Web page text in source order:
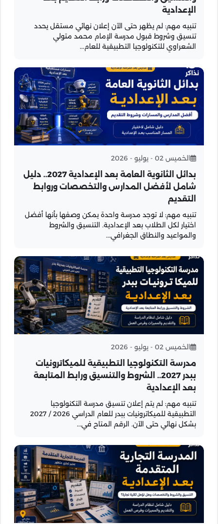
الإعدادية
تنبيه مهم: لم يظهر حتى الآن إعلان نهائي مستقل يحدد
تنسيق وشروط قبول مدرسة الإمام محمد متولي
الشعراوي للتكنولوجيا التطبيقية للعام...
الخميس 02 - يوليو - 2026
بدائل الثانوية العامة بعد الإعدادية 2027.. دليل
شامل لأفضل المدارس والتخصصات وروابط
التقديم
تنبيه مهم: لا توجد مدرسة واحدة يمكن وصفها بأنها أفضل
اختيار لكل الطلاب بعد الإعدادية. التنسيق والشروط
والمواعيد والنطاق الجغرافي...
الخميس 02 - يوليو - 2026
مدرسة التكنولوجيا التطبيقية للميكاترونيات
ببدر 2027.. الشروط والتنسيق ورابط المتابعة
بعد الإعدادية
تنبيه مهم: لم يتم إعلان تنسيق مدرسة التكنولوجيا
التطبيقية للميكاترونيات ببدر للعام الدراسي 2026 / 2027
بشكل نهائي حتى الآن. الرقم المتاح في...